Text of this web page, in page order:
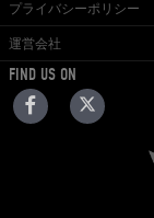
プライバシーポリシー
運営会社
FIND US ON